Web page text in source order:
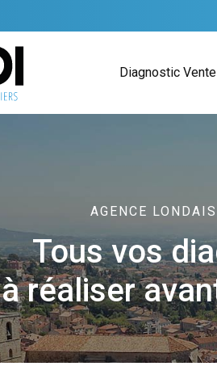
Diagnostic Vente
AGENCE
Tous vos
à réaliser